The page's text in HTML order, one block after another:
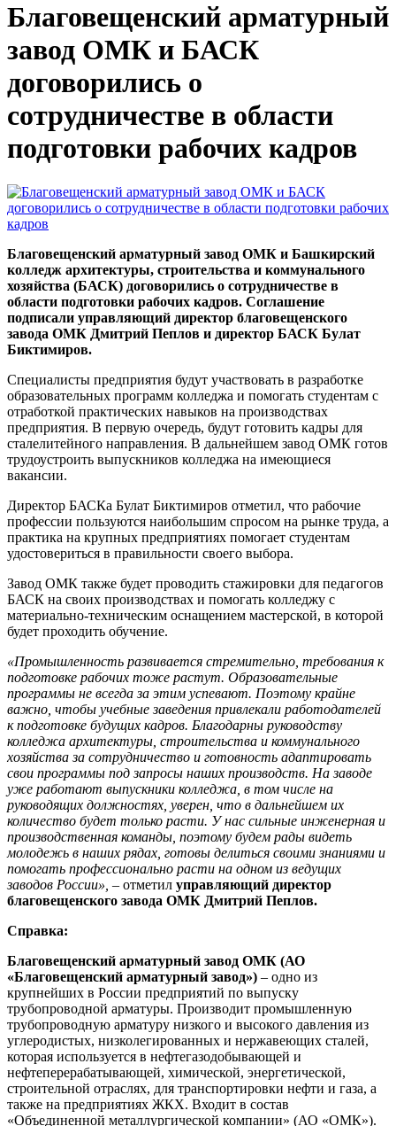
Благовещенский арматурный
завод ОМК и БАСК
договорились о
сотрудничестве в области
подготовки рабочих кадров
Благовещенский арматурный завод ОМК и Башкирский
колледж архитектуры, строительства и коммунального
хозяйства (БАСК) договорились о сотрудничестве в
области подготовки рабочих кадров. Соглашение
подписали управляющий директор благовещенского
завода ОМК Дмитрий Пеплов и директор БАСК Булат
Биктимиров.
Специалисты предприятия будут участвовать в разработке
образовательных программ колледжа и помогать студентам с
отработкой практических навыков на производствах
предприятия. В первую очередь, будут готовить кадры для
сталелитейного направления. В дальнейшем завод ОМК готов
трудоустроить выпускников колледжа на имеющиеся
вакансии.
Директор БАСКа Булат Биктимиров отметил, что рабочие
профессии пользуются наибольшим спросом на рынке труда, а
практика на крупных предприятиях помогает студентам
удостовериться в правильности своего выбора.
Завод ОМК также будет проводить стажировки для педагогов
БАСК на своих производствах и помогать колледжу с
материально-техническим оснащением мастерской, в которой
будет проходить обучение.
«Промышленность развивается стремительно, требования к
подготовке рабочих тоже растут. Образовательные
программы не всегда за этим успевают. Поэтому крайне
важно, чтобы учебные заведения привлекали работодателей
к подготовке будущих кадров. Благодарны руководству
колледжа архитектуры, строительства и коммунального
хозяйства за сотрудничество и готовность адаптировать
свои программы под запросы наших производств. На заводе
уже работают выпускники колледжа, в том числе на
руководящих должностях, уверен, что в дальнейшем их
количество будет только расти. У нас сильные инженерная и
производственная команды, поэтому будем рады видеть
молодежь в наших рядах, готовы делиться своими знаниями и
помогать профессионально расти на одном из ведущих
заводов России», – отметил управляющий директор
благовещенского завода ОМК Дмитрий Пеплов.
Справка:
Благовещенский арматурный завод ОМК (АО
«Благовещенский арматурный завод») – одно из
крупнейших в России предприятий по выпуску
трубопроводной арматуры. Производит промышленную
трубопроводную арматуру низкого и высокого давления из
углеродистых, низколегированных и нержавеющих сталей,
которая используется в нефтегазодобывающей и
нефтеперерабатывающей, химической, энергетической,
строительной отраслях, для транспортировки нефти и газа, а
также на предприятиях ЖКХ. Входит в состав
«Объединенной металлургической компании» (АО «ОМК»).